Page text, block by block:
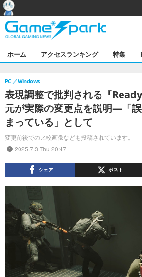
ホーム アクセスランキング 特集
表現調整で批判される『
元が実際の変更点を説明―「
まっている」として
変更前後での比較画像なども投稿されています。
PC Windows
2025.7.3 Thu 20:47
シェア ポスト